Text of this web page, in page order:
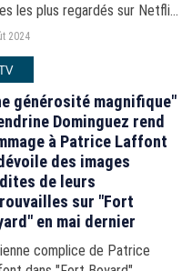
les plus regardés sur Netflix
juillet au 4 août 2024.
2024
générosité magnifique"
Dominguez rend
à Patrice Laffont
des images
de leurs
sur "Fort
en mai dernier
complice de Patrice